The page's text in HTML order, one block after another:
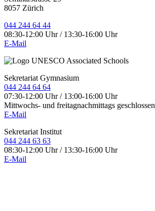
8057 Zürich
044 244 64 44
08:30-12:00 Uhr / 13:30-16:00 Uhr
E-Mail
Sekretariat Gymnasium
044 244 64 64
07:30-12:00 Uhr / 13:00-16:00 Uhr
Mittwochs- und freitagnachmittags geschlossen
E-Mail
Sekretariat Institut
044 244 63 63
08:30-12:00 Uhr / 13:30-16:00 Uhr
E-Mail